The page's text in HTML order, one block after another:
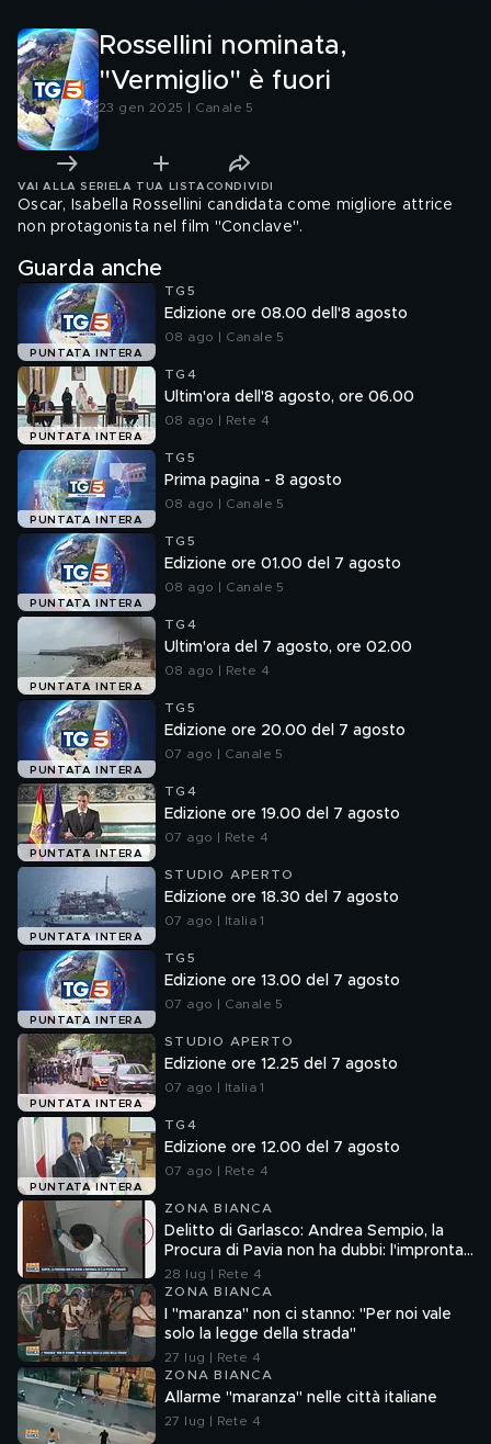
Rossellini nominata,
"Vermiglio" è fuori
23 gen 2025 | Canale 5
VAI ALLA SERIE LA TUA LISTA CONDIVIDI
Oscar, Isabella Rossellini candidata come migliore attrice
non protagonista nel film "Conclave".
Guarda anche
PUNTATA INTERA
TG5
Edizione ore 08.00 dell'8 agosto
08 ago | Canale 5
PUNTATA INTERA
TG4
Ultim'ora dell'8 agosto, ore 06.00
08 ago | Rete 4
PUNTATA INTERA
TG5
Prima pagina - 8 agosto
08 ago | Canale 5
PUNTATA INTERA
TG5
Edizione ore 01.00 del 7 agosto
08 ago | Canale 5
PUNTATA INTERA
TG4
Ultim'ora del 7 agosto, ore 02.00
08 ago | Rete 4
PUNTATA INTERA
TG5
Edizione ore 20.00 del 7 agosto
07 ago | Canale 5
PUNTATA INTERA
TG4
Edizione ore 19.00 del 7 agosto
07 ago | Rete 4
PUNTATA INTERA
STUDIO APERTO
Edizione ore 18.30 del 7 agosto
07 ago | Italia 1
PUNTATA INTERA
TG5
Edizione ore 13.00 del 7 agosto
07 ago | Canale 5
PUNTATA INTERA
STUDIO APERTO
Edizione ore 12.25 del 7 agosto
07 ago | Italia 1
PUNTATA INTERA
TG4
Edizione ore 12.00 del 7 agosto
07 ago | Rete 4
ZONA BIANCA
Delitto di Garlasco: Andrea Sempio, la
Procura di Pavia non ha dubbi: l'impronta
33 è la pistola fumante
28 lug | Rete 4
ZONA BIANCA
I "maranza" non ci stanno: "Per noi vale
solo la legge della strada"
27 lug | Rete 4
ZONA BIANCA
Allarme "maranza" nelle città italiane
27 lug | Rete 4